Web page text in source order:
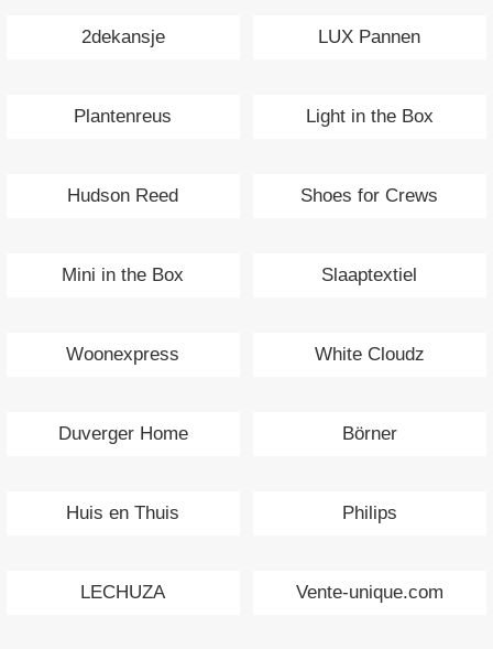
2dekansje LUX Pannen
Plantenreus Light in the Box
Hudson Reed Shoes for Crews
Mini in the Box Slaaptextiel
Woonexpress White Cloudz
Duverger Home Börner
Huis en Thuis Philips
LECHUZA Vente-unique.com